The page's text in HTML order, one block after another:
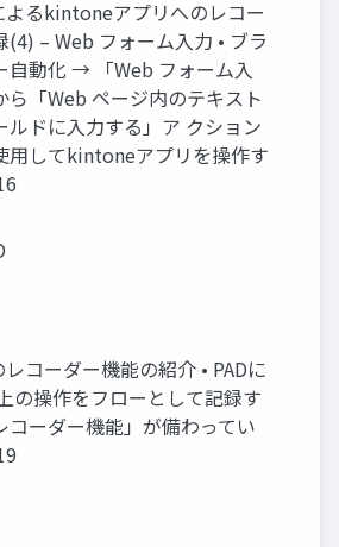
よるkintoneアプリへのレコー
(4) – Web フォーム入力 • ブラ
自動化 → 「Web フォーム入
ら「Web ページ内のテキスト
ルドに入力する」ア クション
用してkintoneアプリを操作す
レコーダー機能の紹介 • PADに
の操作をフローとして記録す
コーダー機能」が備わってい